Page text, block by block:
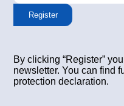
Register
By clicking “Register”
newsletter. You can find
protection declaration.